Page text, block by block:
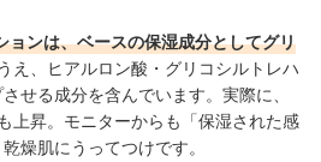
ョンは、ベースの保湿成分としてグリ
え、ヒアルロン酸・グリコシルトレハ
せる成分を含んでいます。実際に、
上昇。モニターからも「保湿された感
燥肌にうってつけです。